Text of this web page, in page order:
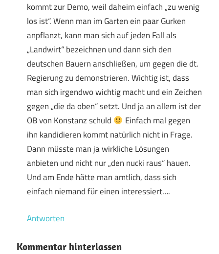
kommt zur Demo, weil daheim einfach „zu wenig
los ist“. Wenn man im Garten ein paar Gurken
anpflanzt, kann man sich auf jeden Fall als
„Landwirt“ bezeichnen und dann sich den
deutschen Bauern anschließen, um gegen die dt.
Regierung zu demonstrieren. Wichtig ist, dass
man sich irgendwo wichtig macht und ein Zeichen
gegen „die da oben“ setzt. Und ja an allem ist der
OB von Konstanz schuld
Einfach mal gegen
ihn kandidieren kommt natürlich nicht in Frage.
Dann müsste man ja wirkliche Lösungen
anbieten und nicht nur „den nucki raus“ hauen.
Und am Ende hätte man amtlich, dass sich
einfach niemand für einen interessiert….
Antworten
Kommentar hinterlassen